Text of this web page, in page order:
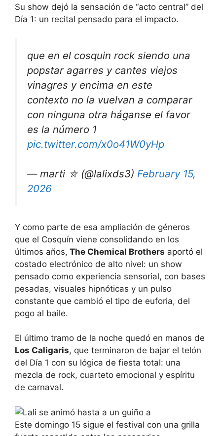
Su show dejó la sensación de “acto central” del
Día 1: un recital pensado para el impacto.
que en el cosquin rock siendo una
popstar agarres y cantes viejos
vinagres y encima en este
contexto no la vuelvan a comparar
con ninguna otra háganse el favor
es la número 1
pic.twitter.com/x0o41W0yHp
— marti ⛤ (@lalixds3) February 15,
2026
Y como parte de esa ampliación de géneros
que el Cosquín viene consolidando en los
últimos años, The Chemical Brothers aportó el
costado electrónico de alto nivel: un show
pensado como experiencia sensorial, con bases
pesadas, visuales hipnóticas y un pulso
constante que cambió el tipo de euforia, del
pogo al baile.
El último tramo de la noche quedó en manos de
Los Caligaris, que terminaron de bajar el telón
del Día 1 con su lógica de fiesta total: una
mezcla de rock, cuarteto emocional y espíritu
de carnaval.
Este domingo 15 sigue el festival con una grilla